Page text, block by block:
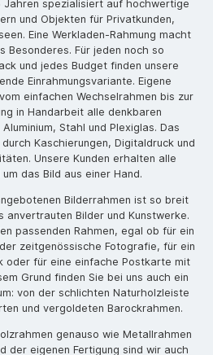
Jahren spezialisiert auf hochwertige
und Objekten für Privatkunden,
Eine Werkladen-Rahmung macht
Besonderes. Für jeden noch so
und jedes Budget finden unsere
Einrahmungsvariante. Eigene
einfachen Wechselrahmen bis zur
in Handarbeit alle denkbaren
Stahl und Plexiglas. Das
Kaschierungen, Digitaldruck und
Unsere Kunden erhalten alle
das Bild aus einer Hand.
Bilderrahmen ist so breit
anvertrauten Bilder und Kunstwerke.
passenden Rahmen, egal ob für ein
zeitgenössische Fotografie, für ein
oder für eine einfache Postkarte mit
Grund finden Sie bei uns auch ein
von der schlichten Naturholzleiste
und vergoldeten Barockrahmen.
genauso wie Metallrahmen
der eigenen Fertigung sind wir auch